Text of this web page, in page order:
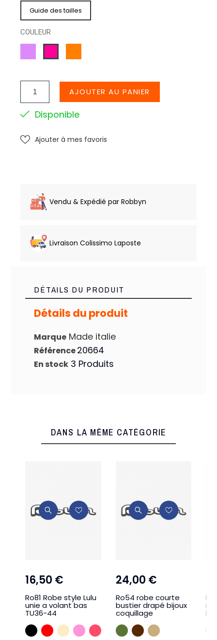
Guide des tailles
COULEUR
AJOUTER AU PANIER
Disponible
Ajouter à mes favoris
Vendu & Expédié par Robbyn
Livraison Colissimo Laposte
DÉTAILS DU PRODUIT
Détails du produit
Marque Made italie
Référence20664
En stock 3 Produits
DANS LA MÊME CATÉGORIE
16,50 €
Ro81 Robe style Lulu
unie a volant bas
TU36-44
NOIRROUGECREMEROSEMALABA
CORAIL
24,00 €
Ro54 robe courte
bustier drapé bijoux
coquillage
KAKIMARRON
BEIGE